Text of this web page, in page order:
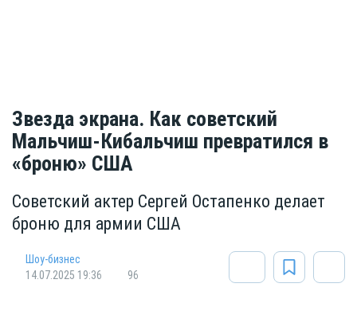
Звезда экрана. Как советский
Мальчиш-Кибальчиш превратился в
«броню» США
Советский актер Сергей Остапенко делает
броню для армии США
Шоу-бизнес
14.07.2025 19:36
96